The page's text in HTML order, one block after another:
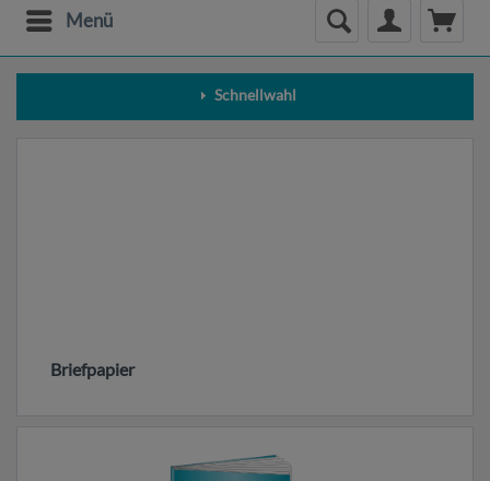
Menü
Schnellwahl
Briefpapier